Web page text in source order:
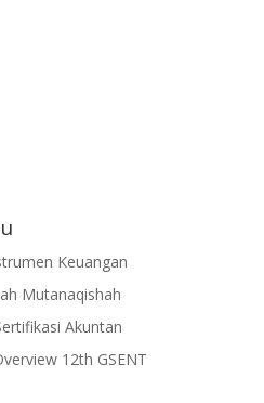
Keuangan
Mutanaqishah
Akuntan
12th GSENT